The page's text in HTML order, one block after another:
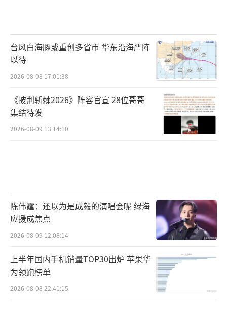
台风白海豚或重创多省市 华东沿海严阵
以待
2026-08-08 17:01:38
《披荆斩棘2026》阵容官宣 28位哥哥
集结待发
2026-08-09 13:14:10
陈伟霆：还以为是成毅的演唱会呢 绿海
应援成焦点
2026-08-09 12:08:14
上半年国内手机销量TOP30出炉 苹果华
为领跑榜单
2026-08-08 22:41:15